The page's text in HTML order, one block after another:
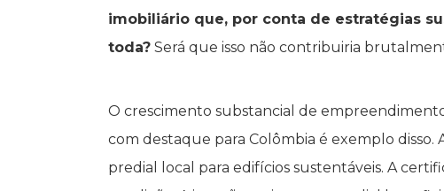
imobiliário que, por conta de estratégias
toda? Será que isso não contribuiria
O crescimento substancial de
com destaque para Colômbia é exemplo
predial local para edifícios sustentáveis. A